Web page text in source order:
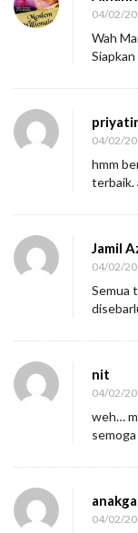
04/02/
Wah
04/02/
hmm
terbaik.
Jamil
04/02/
Semua
nit
04/02/
weh…
04/02/